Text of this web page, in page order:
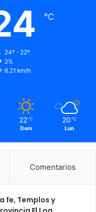
℃
24º - 22º
2%
6.21 km/h
22 ℃
Dom
20 ℃
Lun
Comentarios
fe, Templos y